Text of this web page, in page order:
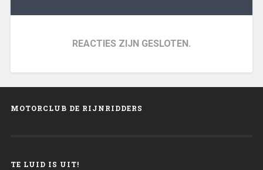
REACTIES ZIJN GESLOTEN.
MOTORCLUB DE RIJNRIDDERS
TE LUID IS UIT!